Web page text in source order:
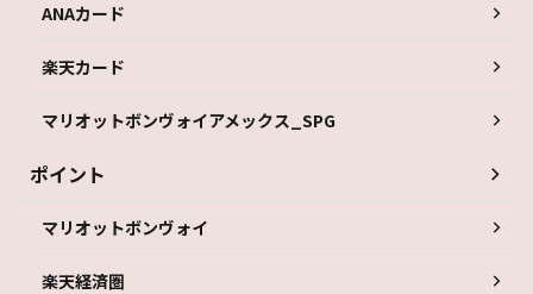
ANAカード
楽天カード
マリオットボンヴォイアメックス_SPG
ポイント
マリオットボンヴォイ
楽天経済圏